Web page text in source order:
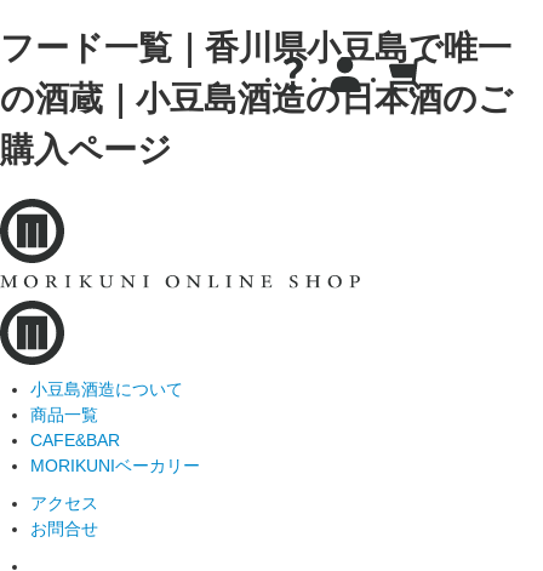
フード一覧｜香川県小豆島で唯一
の酒蔵｜小豆島酒造の日本酒のご
購入ページ
小豆島酒造について
商品一覧
CAFE&BAR
MORIKUNIベーカリー
アクセス
お問合せ